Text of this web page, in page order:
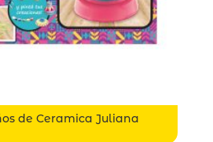
de Ceramica Juliana